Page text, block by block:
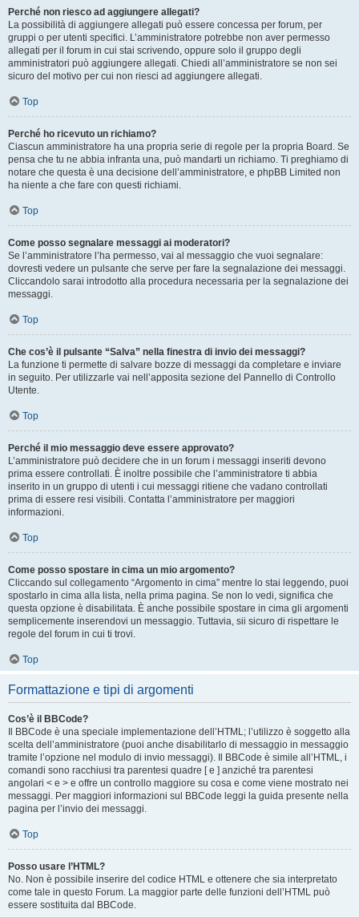
Perché non riesco ad aggiungere allegati?
La possibilità di aggiungere allegati può essere concessa per forum, per
gruppi o per utenti specifici. L’amministratore potrebbe non aver permesso
allegati per il forum in cui stai scrivendo, oppure solo il gruppo degli
amministratori può aggiungere allegati. Chiedi all’amministratore se non sei
sicuro del motivo per cui non riesci ad aggiungere allegati.
Top
Perché ho ricevuto un richiamo?
Ciascun amministratore ha una propria serie di regole per la propria Board. Se
pensa che tu ne abbia infranta una, può mandarti un richiamo. Ti preghiamo di
notare che questa è una decisione dell’amministratore, e phpBB Limited non
ha niente a che fare con questi richiami.
Top
Come posso segnalare messaggi ai moderatori?
Se l’amministratore l’ha permesso, vai al messaggio che vuoi segnalare:
dovresti vedere un pulsante che serve per fare la segnalazione dei messaggi.
Cliccandolo sarai introdotto alla procedura necessaria per la segnalazione dei
messaggi.
Top
Che cos’è il pulsante “Salva” nella finestra di invio dei messaggi?
La funzione ti permette di salvare bozze di messaggi da completare e inviare
in seguito. Per utilizzarle vai nell’apposita sezione del Pannello di Controllo
Utente.
Top
Perché il mio messaggio deve essere approvato?
L’amministratore può decidere che in un forum i messaggi inseriti devono
prima essere controllati. È inoltre possibile che l’amministratore ti abbia
inserito in un gruppo di utenti i cui messaggi ritiene che vadano controllati
prima di essere resi visibili. Contatta l’amministratore per maggiori
informazioni.
Top
Come posso spostare in cima un mio argomento?
Cliccando sul collegamento “Argomento in cima” mentre lo stai leggendo, puoi
spostarlo in cima alla lista, nella prima pagina. Se non lo vedi, significa che
questa opzione è disabilitata. È anche possibile spostare in cima gli argomenti
semplicemente inserendovi un messaggio. Tuttavia, sii sicuro di rispettare le
regole del forum in cui ti trovi.
Top
Formattazione e tipi di argomenti
Cos’è il BBCode?
Il BBCode è una speciale implementazione dell’HTML; l’utilizzo è soggetto alla
scelta dell’amministratore (puoi anche disabilitarlo di messaggio in messaggio
tramite l’opzione nel modulo di invio messaggi). Il BBCode è simile all’HTML, i
comandi sono racchiusi tra parentesi quadre [ e ] anziché tra parentesi
angolari < e > e offre un controllo maggiore su cosa e come viene mostrato nei
messaggi. Per maggiori informazioni sul BBCode leggi la guida presente nella
pagina per l’invio dei messaggi.
Top
Posso usare l’HTML?
No. Non è possibile inserire del codice HTML e ottenere che sia interpretato
come tale in questo Forum. La maggior parte delle funzioni dell’HTML può
essere sostituita dal BBCode.